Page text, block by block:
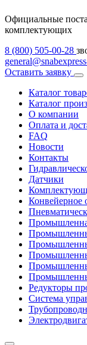
Официальные
комплектующих
8 (800) 505-00-28
Оставить заявку
Каталог
Каталог
О компании
Оплата и
FAQ
Новости
Контакты
Датчики
Конвейерное
Редукторы
Система